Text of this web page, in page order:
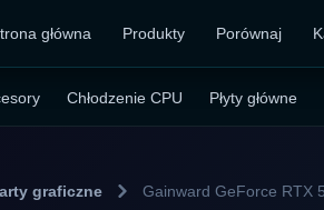
główna Produkty Porównaj
Chłodzenie CPU Płyty główne
graficzne Gainward GeForce RTX